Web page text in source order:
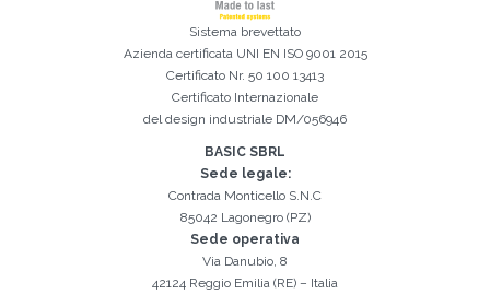
Iscrizione effettuata con successo. Verificare la propria casella e-
mail per procedere all'attivazione
Sistema brevettato
Azienda certificata UNI EN ISO 9001 2015
Certificato Nr. 50 100 13413
Certificato Internazionale
del design industriale DM/056946
BASIC SBRL
Sede legale:
Contrada Monticello S.N.C
85042 Lagonegro (PZ)
Sede operativa
Via Danubio, 8
42124 Reggio Emilia (RE) – Italia